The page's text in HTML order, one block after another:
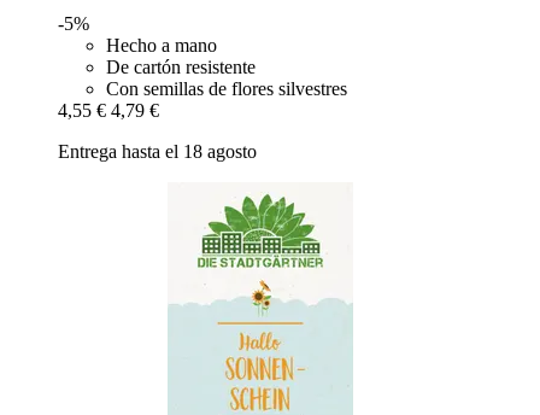
-5%
Hecho a mano
De cartón resistente
Con semillas de flores silvestres
4,55 € 4,79 €
Entrega hasta el 18 agosto